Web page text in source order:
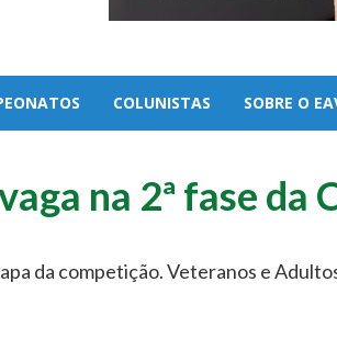
COLUNISTAS SOBRE O
na 2ª fase da
da competição. Veteranos e